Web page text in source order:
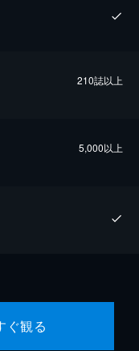
210誌以上
5,000以上
ぐ観る